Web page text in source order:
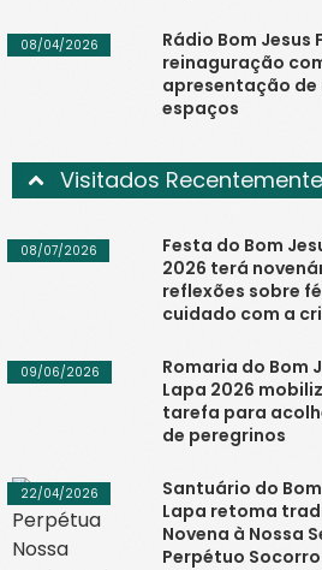
Rádio Bom Jesus
reinaguração
apresentação de
espaços
08/04/2026
Visitados Recentemente
Festa do Bom
2026 terá
reflexões sobre
cuidado com a
08/07/2026
Romaria do Bom
Lapa 2026
tarefa para
de peregrinos
09/06/2026
Santuário do
Lapa retoma
Novena à Nossa
Perpétuo
22/04/2026